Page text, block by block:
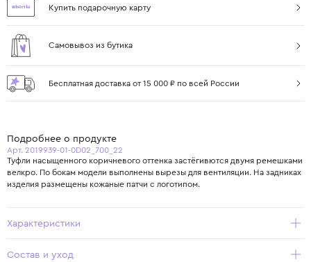
Купить подарочную карту
Самовывоз из бутика
Бесплатная доставка от 15 000 ₽ по всей России
Подробнее о продукте
Арт. 2019939-01-0D02_700_22
Туфли насыщенного коричневого оттенка застёгивются двумя ремешками
велкро. По бокам модели выполнены вырезы для вентиляции. На задниках
изделия размещены кожаные патчи с логотипом.
Характеристики
Состав и уход